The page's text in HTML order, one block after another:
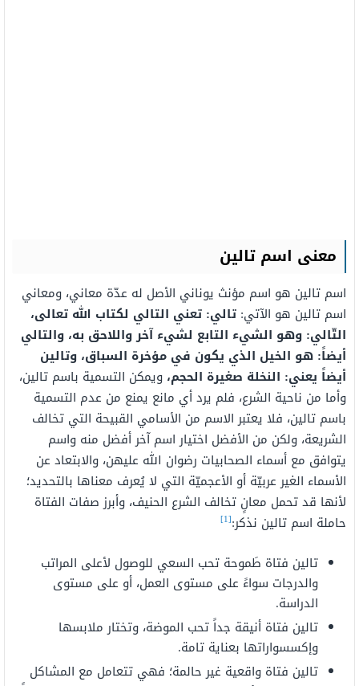
معنى اسم تالين
اسم تالين هو اسم مؤنث يوناني الأصل له عدّة معاني، ومعاني
اسم تالين هو الآتي: تالي: تعني التالي لكتاب الله تعالى،
التّالي: وهو الشيء التابع لشيء آخر واللاحق به، والتالي
أيضاً: هو الخيل الذي يكون في مؤخرة السباق، وتالين
أيضاً يعني: النخلة صغيرة الحجم، ويمكن التسمية باسم تالين،
وأما من ناحية الشرع، فلم يرد أي مانع يمنع من عدم التسمية
باسم تالين، فلا يعتبر الاسم من الأسامي القبيحة التي تخالف
الشريعة، ولكن من الأفضل اختيار اسم آخر أفضل منه واسم
يتوافق مع أسماء الصحابيات رضوان الله عليهن، والابتعاد عن
الأسماء الغير عربيّة أو الأعجميّة التي لا يُعرف معناها بالتحديد؛
لأنها قد تحمل معانٍ تخالف الشرع الحنيف، وأبرز صفات الفتاة
حاملة اسم تالين نذكر:[1]
تالين فتاة طَموحة تحب السعي للوصول لأعلى المراتب
والدرجات سواءً على مستوى العمل، أو على مستوى
الدراسة.
تالين فتاة أنيقة جداً تحب الموضة، وتختار ملابسها
وإكسسواراتها بعناية تامة.
تالين فتاة واقعية غير حالمة؛ فهي تتعامل مع المشاكل